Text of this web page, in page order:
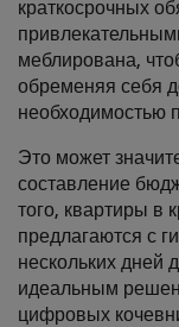
краткосрочных
меблирована,
обременяя себя
необходимостью
Это может
составление
того, квартиры в
предлагаются с
нескольких дней
идеальным
цифровых